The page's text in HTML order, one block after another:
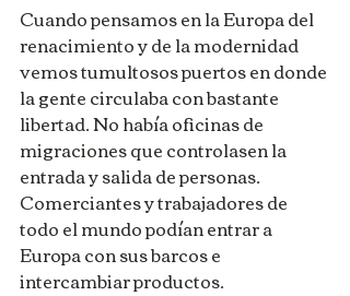
Cuando pensamos en la Europa del
renacimiento y de la modernidad
vemos tumultosos puertos en donde
la gente circulaba con bastante
libertad. No había oficinas de
migraciones que controlasen la
entrada y salida de personas.
Comerciantes y trabajadores de
todo el mundo podían entrar a
Europa con sus barcos e
intercambiar productos.